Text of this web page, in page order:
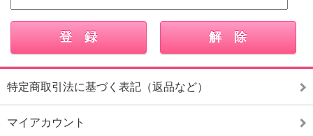
特定商取引法に基づく表記（返品など）
マイアカウント